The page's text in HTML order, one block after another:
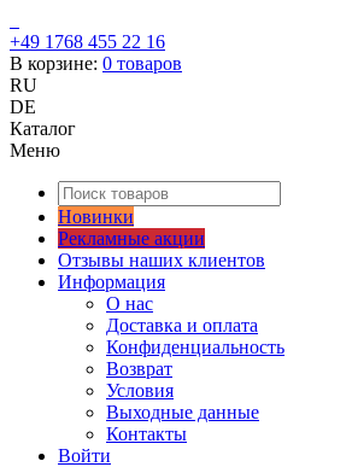
+49 1768 455 22 16
В корзине: 0 товаров
RU
DE
Каталог
Меню
Новинки
Рекламные акции
Отзывы наших клиентов
Информация
О нас
Доставка и оплата
Конфиденциальность
Возврат
Условия
Выходные данные
Контакты
Войти